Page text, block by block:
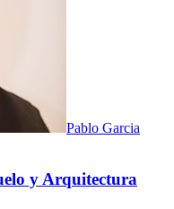
Pablo Garcia
y Arquitectura